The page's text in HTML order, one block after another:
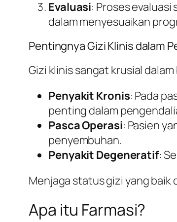
Evaluasi: Proses
dalam menyesuaikan
Pentingnya Gizi Klinis dalam
Gizi klinis sangat krusial
Penyakit Kronis: Pada
penting dalam
Pasca Operasi: Pasien
penyembuhan.
Penyakit Degeneratif:
Menjaga status gizi yang
Apa itu Farmasi?